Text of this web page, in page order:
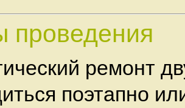
проведения
ремонт
поэтапно